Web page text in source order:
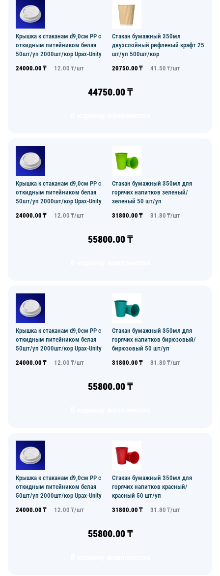
Крышка к стаканам d9,0см PP с
откидным питейником белая
50шт/уп 2000шт/кор Upax-Unity
24000.00 ₸ 12.00 ₸/шт
Стакан бумажный 350мл
двухслойный рифленый крафт 25
шт/уп 500шт/кор
20750.00 ₸ 41.50 ₸/шт
44750.00₸
Крышка к стаканам d9,0см PP с
откидным питейником белая
50шт/уп 2000шт/кор Upax-Unity
24000.00 ₸ 12.00 ₸/шт
Стакан бумажный 350мл для
горячих напитков зеленый/
зеленый 50 шт/уп
31800.00 ₸ 31.80 ₸/шт
55800.00₸
Крышка к стаканам d9,0см PP с
откидным питейником белая
50шт/уп 2000шт/кор Upax-Unity
24000.00 ₸ 12.00 ₸/шт
Стакан бумажный 350мл для
горячих напитков бирюзовый/
бирюзовый 50 шт/уп
31800.00 ₸ 31.80 ₸/шт
55800.00₸
Крышка к стаканам d9,0см PP с
откидным питейником белая
50шт/уп 2000шт/кор Upax-Unity
24000.00 ₸ 12.00 ₸/шт
Стакан бумажный 350мл для
горячих напитков красный/
красный 50 шт/уп
31800.00 ₸ 31.80 ₸/шт
55800.00₸